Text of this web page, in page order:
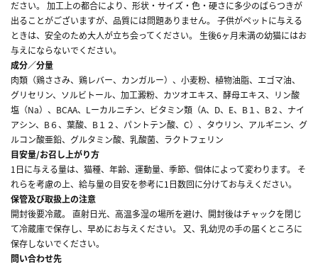
ださい。 加工上の都合により、形状・サイズ・色・硬さに多少のばらつきが
出ることがございますが、品質には問題ありません。 子供がペットに与える
ときは、安全のため大人が立ち会ってください。 生後6ヶ月未満の幼猫にはお
与えにならないでください。
成分／分量
肉類（鶏ささみ、鶏レバー、カンガルー）、小麦粉、植物油脂、エゴマ油、
グリセリン、ソルビトール、加工澱粉、カツオエキス、酵母エキス、リン酸
塩（Na）、BCAA、Lーカルニチン、ビタミン類（A、D、E、B１、B２、ナイ
アシン、B６、葉酸、B１２、パントテン酸、C）、タウリン、アルギニン、グ
ルコン酸亜鉛、グルタミン酸、乳酸菌、ラクトフェリン
目安量/お召し上がり方
1日に与える量は、猫種、年齢、運動量、季節、個体によって変わります。 そ
れらを考慮の上、給与量の目安を参考に1日数回に分けてお与えください。
保管及び取扱上の注意
開封後要冷蔵。 直射日光、高温多湿の場所を避け、開封後はチャックを閉じ
て冷蔵庫で保存し、早めにお与えください。 又、乳幼児の手の届くところに
保存しないでください。
問い合わせ先